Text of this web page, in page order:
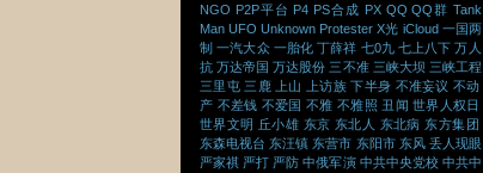
NGO P2P平台 P4 PS合成 PX QQ QQ群 Tank
Man UFO Unknown Protester X光 iCloud 一国两
制 一汽大众 一胎化 丁薛祥 七0九 七上八下 万人
抗 万达帝国 万达股份 三不准 三峡大坝 三峡工程
三里屯 三鹿 上山 上访族 下半身 不准妄议 不动
产 不差钱 不爱国 不雅 不雅照 丑闻 世界人权日
世界文明 丘小雄 东京 东北人 东北病 东方集团
东森电视台 东汪镇 东营市 东阳市 东风 丢人现眼
严家祺 严打 严防 中俄军演 中共中央党校 中共中